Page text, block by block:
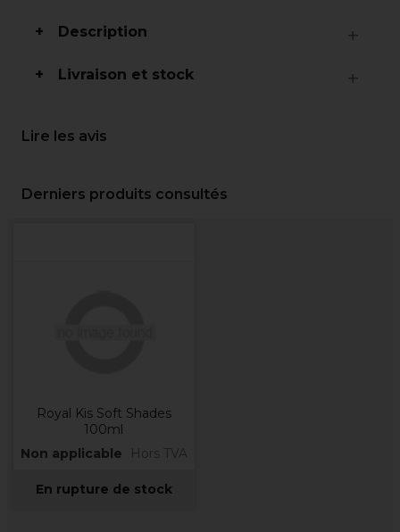
Description
Livraison et stock
Lire les avis
Derniers produits consultés
Royal Kis Soft Shades
100ml
Non applicable
Hors TVA
En rupture de stock